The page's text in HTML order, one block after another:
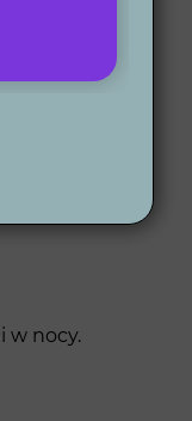
w nocy.